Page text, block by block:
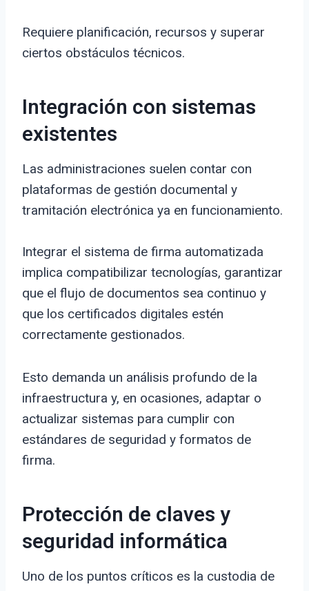
Requiere planificación, recursos y superar
ciertos obstáculos técnicos.
Integración con sistemas
existentes
Las administraciones suelen contar con
plataformas de gestión documental y
tramitación electrónica ya en funcionamiento.
Integrar el sistema de firma automatizada
implica compatibilizar tecnologías, garantizar
que el flujo de documentos sea continuo y
que los certificados digitales estén
correctamente gestionados.
Esto demanda un análisis profundo de la
infraestructura y, en ocasiones, adaptar o
actualizar sistemas para cumplir con
estándares de seguridad y formatos de
firma.
Protección de claves y
seguridad informática
Uno de los puntos críticos es la custodia de